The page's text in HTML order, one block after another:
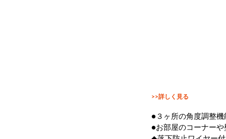
>>詳しく見る
●３ヶ所の角度調整
●お部屋のコーナー